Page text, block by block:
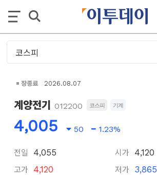
장종료 2026.08.07
계양전기 012200 코스피 기계
4,005 50 1.23%
전일 4,055
고가 4,120
시가 4,120
저가 3,865